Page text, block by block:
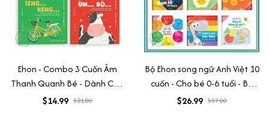
Ehon - Combo 3 Cuốn Âm
Thanh Quanh Bé - Dành Cho
Trẻ Từ 0 - 6 Tuổi
$14.99 $21.00
Bộ Ehon song ngữ Anh Việt 10
cuốn - Cho bé 0-6 tuổi - Bộ
sách nuôi dưỡng tâm hồn bé
$26.99 $37.00